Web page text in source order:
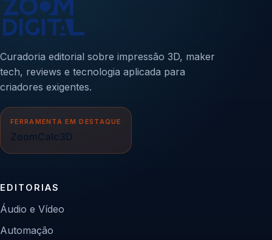
Curadoria editorial sobre impressão 3D, maker
tech, reviews e tecnologia aplicada para
criadores exigentes.
FERRAMENTA EM DESTAQUE
ZoomCalc3D
EDITORIAS
Áudio e Vídeo
Automação